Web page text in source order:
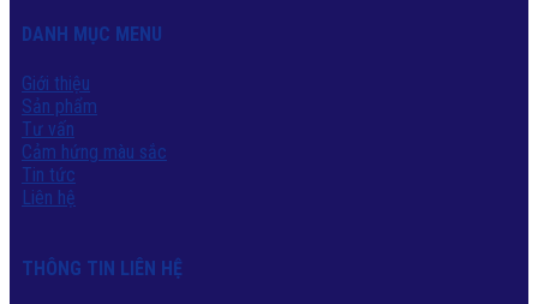
DANH MỤC MENU
Giới thiệu
Sản phẩm
Tư vấn
Cảm hứng màu sắc
Tin tức
Liên hệ
THÔNG TIN LIÊN HỆ